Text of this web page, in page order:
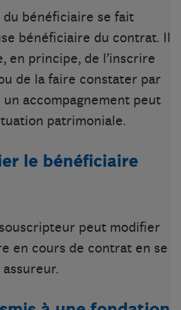
du bénéficiaire se fait
bénéficiaire du contrat. Il
en principe, de l’inscrire
de la faire constater par
accompagnement peut
patrimoniale.
le bénéficiaire
peut modifier
en cours de contrat en se